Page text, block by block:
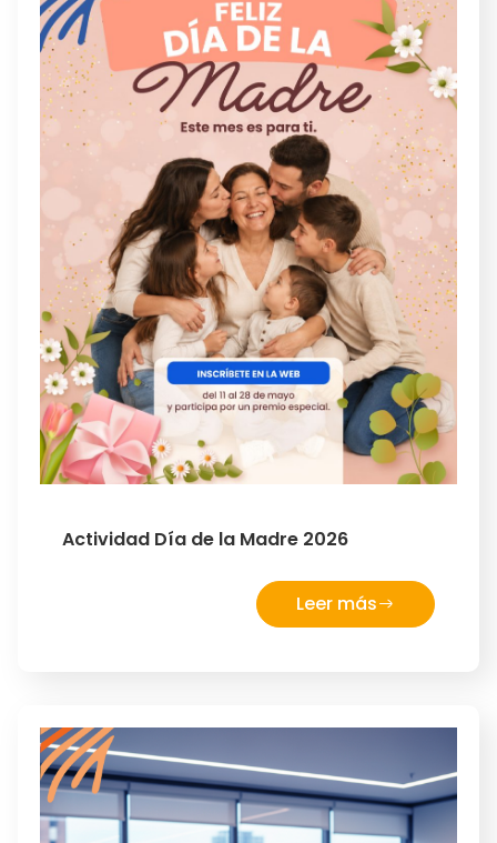
Actividad Día de la Madre 2026
Leer más